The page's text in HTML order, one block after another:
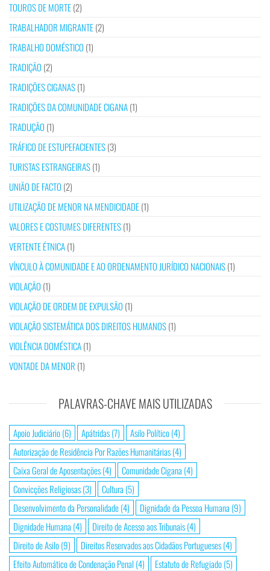
TOUROS DE MORTE(2)
TRABALHADOR MIGRANTE(2)
TRABALHO DOMÉSTICO (1)
TRADIÇÃO (2)
TRADIÇÕES CIGANAS(1)
TRADIÇÕES DA COMUNIDADE CIGANA(1)
TRADUÇÃO (1)
TRÁFICO DE ESTUPEFACIENTES(3)
TURISTAS ESTRANGEIRAS(1)
UNIÃO DE FACTO (2)
UTILIZAÇÃO DE MENOR NA MENDICIDADE(1)
VALORES E COSTUMES DIFERENTES(1)
VERTENTE ÉTNICA(1)
VÍNCULO À COMUNIDADE E AO ORDENAMENTO JURÍDICO NACIONAIS(1)
VIOLAÇÃO (1)
VIOLAÇÃO DE ORDEM DE EXPULSÃO (1)
VIOLAÇÃO SISTEMÁTICA DOS DIREITOS HUMANOS(1)
VIOLÊNCIA DOMÉSTICA(1)
VONTADE DA MENOR (1)
PALAVRAS-CHAVE MAIS UTILIZADAS
Apoio Judiciário(6) Apátridas(7) Asilo Político(4)
Autorização de Residência Por Razões Humanitárias(4)
Caixa Geral de Aposentações(4) Comunidade Cigana (4)
Convicções Religiosas(3) Cultura (5)
Desenvolvimento da Personalidade(4) Dignidade da Pessoa Humana (9)
Dignidade Humana (4) Direito de Acesso aos Tribunais(4)
Direito de Asilo(9) Direitos Reservados aos Cidadãos Portugueses(4)
Efeito Automático de Condenação Penal (4) Estatuto de Refugiado(5)